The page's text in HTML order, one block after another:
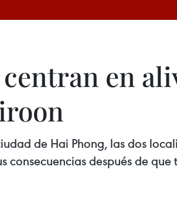
en
de Hai Phong, las dos
consecuencias después de